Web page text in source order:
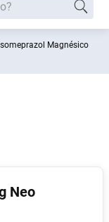
Magnésico
Neo